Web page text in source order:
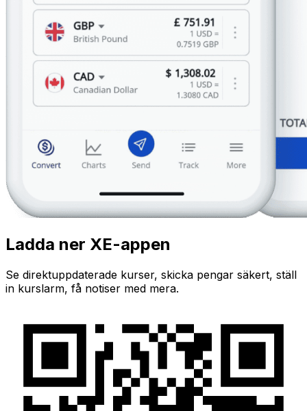
Ladda ner XE-appen
Se direktuppdaterade kurser, skicka pengar säkert, ställ
in kurslarm, få notiser med mera.